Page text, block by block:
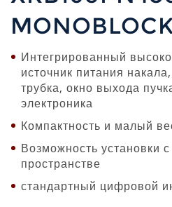
Интегрированный
источник питания
трубка, окно выхода
электроника
Компактность и малый
Возможность установки
пространстве
стандартный цифровой